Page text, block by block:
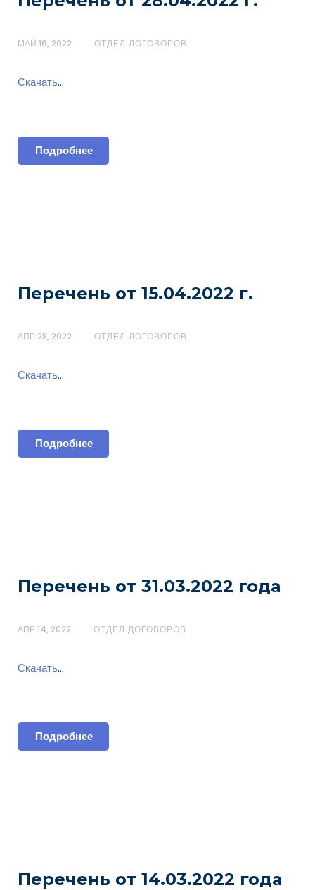
МАЙ 16, 2022 ОТДЕЛ ДОГОВОРОВ
Скачать…
Подробнее
Перечень от 15.04.2022 г.
АПР 28, 2022 ОТДЕЛ ДОГОВОРОВ
Скачать…
Подробнее
Перечень от 31.03.2022 года
АПР 14, 2022 ОТДЕЛ ДОГОВОРОВ
Скачать…
Подробнее
Перечень от 14.03.2022 года